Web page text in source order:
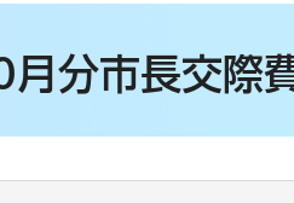
分市長交際